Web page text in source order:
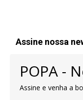
Assine nossa
POPA -
Assine e venha a